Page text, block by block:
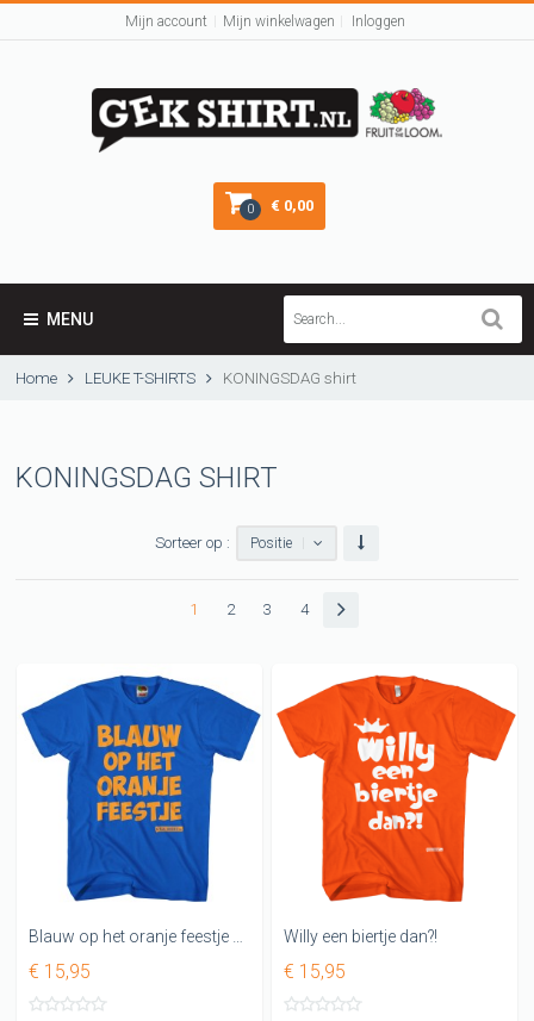
Mijn account Mijn winkelwagen Inloggen
0 € 0,00
MENU
Home LEUKE T-SHIRTS KONINGSDAG shirt
KONINGSDAG SHIRT
Sorteer op : Positie
1 2 3 4
Blauw op het oranje feestje Leuk oranje shirt
€ 15,95
Willy een biertje dan?!
€ 15,95